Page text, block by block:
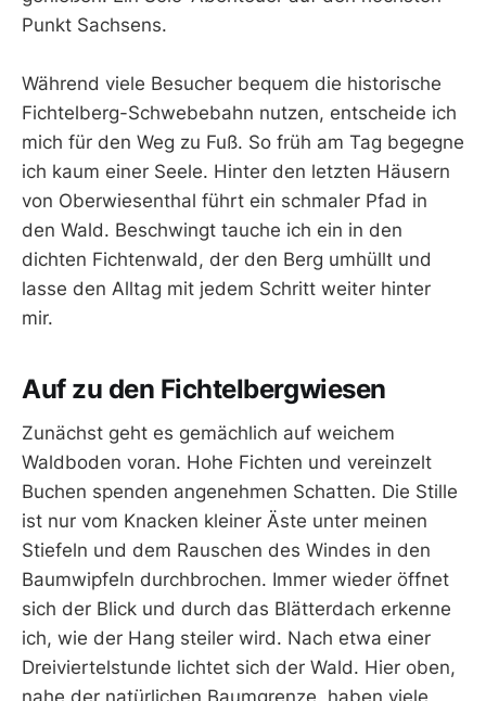
Punkt Sachsens.
Während viele Besucher bequem die historische
Fichtelberg-Schwebebahn nutzen, entscheide ich
mich für den Weg zu Fuß. So früh am Tag begegne
ich kaum einer Seele. Hinter den letzten Häusern
von Oberwiesenthal führt ein schmaler Pfad in
den Wald. Beschwingt tauche ich ein in den
dichten Fichtenwald, der den Berg umhüllt und
lasse den Alltag mit jedem Schritt weiter hinter
mir.
Auf zu den Fichtelbergwiesen
Zunächst geht es gemächlich auf weichem
Waldboden voran. Hohe Fichten und vereinzelt
Buchen spenden angenehmen Schatten. Die Stille
ist nur vom Knacken kleiner Äste unter meinen
Stiefeln und dem Rauschen des Windes in den
Baumwipfeln durchbrochen. Immer wieder öffnet
sich der Blick und durch das Blätterdach erkenne
ich, wie der Hang steiler wird. Nach etwa einer
Dreiviertelstunde lichtet sich der Wald. Hier oben,
nahe der natürlichen Baumgrenze, haben viele